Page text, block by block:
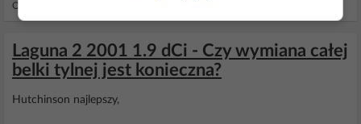
Odpowiedzi: 13 Wyświetleń: 50451
Laguna 2 2001 1.9 dCi - Czy wymiana całej
belki tylnej jest konieczna?
Hutchinson najlepszy,